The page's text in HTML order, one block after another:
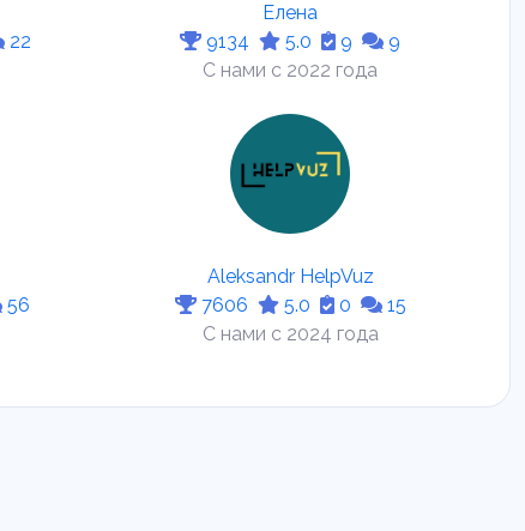
22
Елена
9134
5.0 9
9
С нами с 2022 года
56
Aleksandr HelpVuz
7606
5.0 0
15
С нами с 2024 года